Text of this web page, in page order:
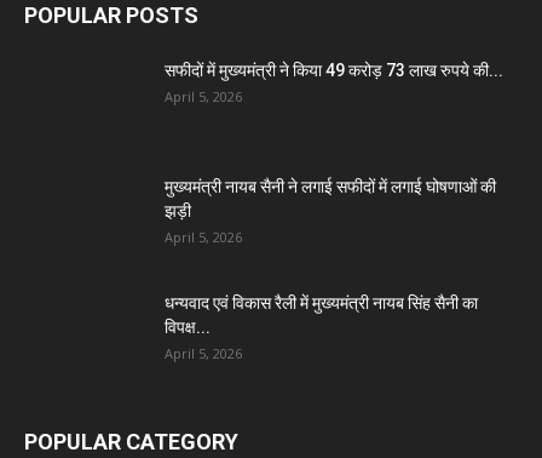
POPULAR POSTS
सफीदों में मुख्यमंत्री ने किया 49 करोड़ 73 लाख रुपये की...
April 5, 2026
मुख्यमंत्री नायब सैनी ने लगाई सफीदों में लगाई घोषणाओं की
झड़ी
April 5, 2026
धन्यवाद एवं विकास रैली में मुख्यमंत्री नायब सिंह सैनी का
विपक्ष...
April 5, 2026
POPULAR CATEGORY